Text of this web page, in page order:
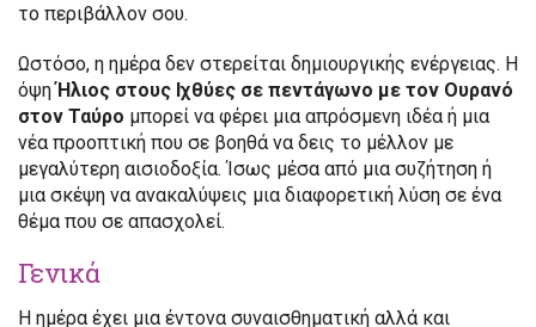
το περιβάλλον σου.
Ωστόσο, η ημέρα δεν στερείται δημιουργικής ενέργειας. Η
όψηΉλιος στους Ιχθύες σε πεντάγωνο με τον Ουρανό
στον Ταύρο μπορεί να φέρει μια απρόσμενη ιδέα ή μια
νέα προοπτική που σε βοηθά να δεις το μέλλον με
μεγαλύτερη αισιοδοξία. Ίσως μέσα από μια συζήτηση ή
μια σκέψη να ανακαλύψεις μια διαφορετική λύση σε ένα
θέμα που σε απασχολεί.
Γενικά
Η ημέρα έχει μια έντονα συναισθηματική αλλά και